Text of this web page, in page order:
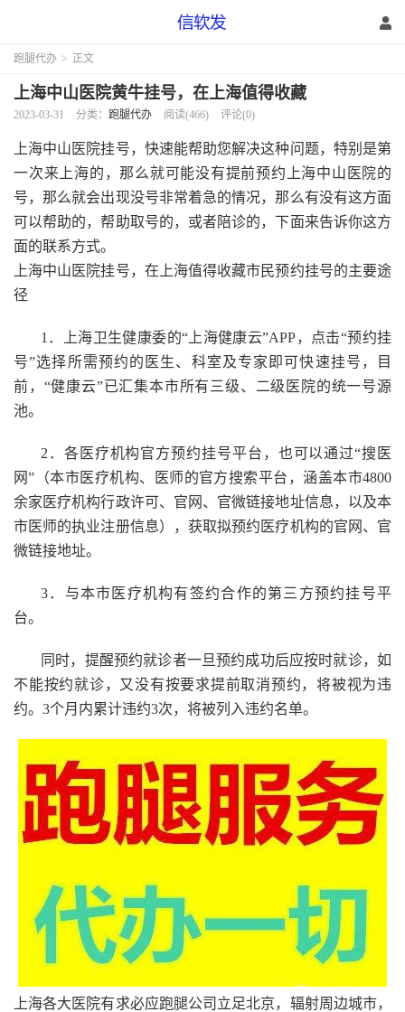
跑腿代办 > 正文
上海中山医院黄牛挂号，在上海值得收藏
2023-03-31 分类： 跑腿代办 阅读(466) 评论(0)
上海中山医院挂号，快速能帮助您解决这种问题，特别是第
一次来上海的，那么就可能没有提前预约上海中山医院的
号，那么就会出现没号非常着急的情况，那么有没有这方面
可以帮助的，帮助取号的，或者陪诊的，下面来告诉你这方
面的联系方式。
上海中山医院挂号，在上海值得收藏市民预约挂号的主要途
径
1．上海卫生健康委的“上海健康云”APP，点击“预约挂
号”选择所需预约的医生、科室及专家即可快速挂号，目
前，“健康云”已汇集本市所有三级、二级医院的统一号源
池。
2．各医疗机构官方预约挂号平台，也可以通过“搜医
网”（本市医疗机构、医师的官方搜索平台，涵盖本市4800
余家医疗机构行政许可、官网、官微链接地址信息，以及本
市医师的执业注册信息），获取拟预约医疗机构的官网、官
微链接地址。
3．与本市医疗机构有签约合作的第三方预约挂号平
台。
同时，提醒预约就诊者一旦预约成功后应按时就诊，如
不能按约就诊，又没有按要求提前取消预约，将被视为违
约。3个月内累计违约3次，将被列入违约名单。
上海各大医院有求必应跑腿公司立足北京，辐射周边城市，